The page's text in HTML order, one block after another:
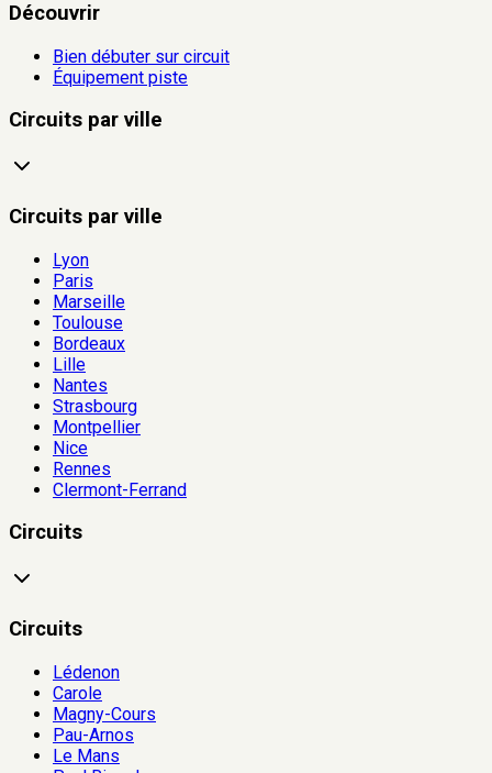
Découvrir
Bien débuter sur circuit
Équipement piste
Circuits par ville
Circuits par ville
Lyon
Paris
Marseille
Toulouse
Bordeaux
Lille
Nantes
Strasbourg
Montpellier
Nice
Rennes
Clermont-Ferrand
Circuits
Circuits
Lédenon
Carole
Magny-Cours
Pau-Arnos
Le Mans